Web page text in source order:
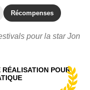
Récompenses
pour la star Jon
POUR